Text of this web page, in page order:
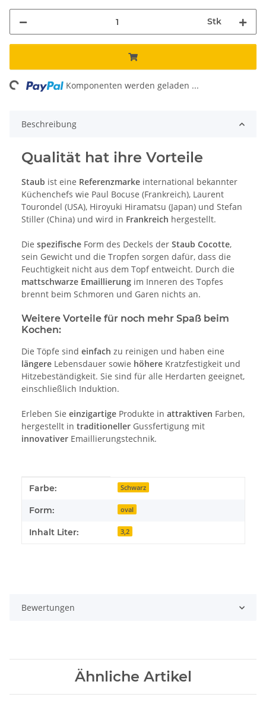
Stk
Komponenten werden geladen ...
Beschreibung
Qualität hat ihre Vorteile
Staub ist eine Referenzmarke international bekannter
Küchenchefs wie Paul Bocuse (Frankreich), Laurent
Tourondel (USA), Hiroyuki Hiramatsu (Japan) und Stefan
Stiller (China) und wird in Frankreich hergestellt.
Die spezifische Form des Deckels der Staub Cocotte,
sein Gewicht und die Tropfen sorgen dafür, dass die
Feuchtigkeit nicht aus dem Topf entweicht. Durch die
mattschwarze Emaillierung im Inneren des Topfes
brennt beim Schmoren und Garen nichts an.
Weitere Vorteile für noch mehr Spaß beim
Kochen:
Die Töpfe sind einfach zu reinigen und haben eine
längere Lebensdauer sowie höhere Kratzfestigkeit und
Hitzebeständigkeit. Sie sind für alle Herdarten geeignet,
einschließlich Induktion.
Erleben Sie einzigartige Produkte in attraktiven Farben,
hergestellt in traditioneller Gussfertigung mit
innovativer Emaillierungstechnik.
Produkteigenschaft
Wert
Farbe: Schwarz
Form: oval
Inhalt Liter: 3,2
Bewertungen
Ähnliche Artikel